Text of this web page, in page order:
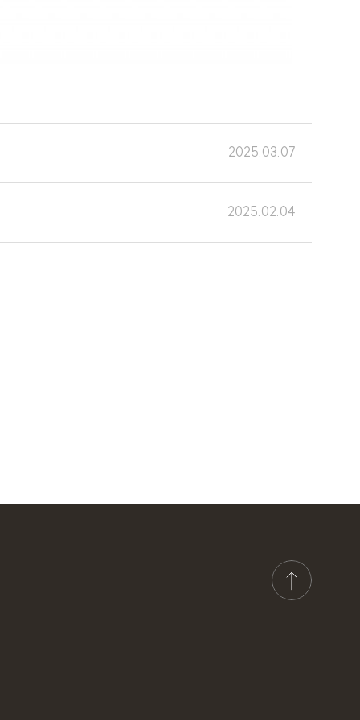
2025.03.07
2025.02.04